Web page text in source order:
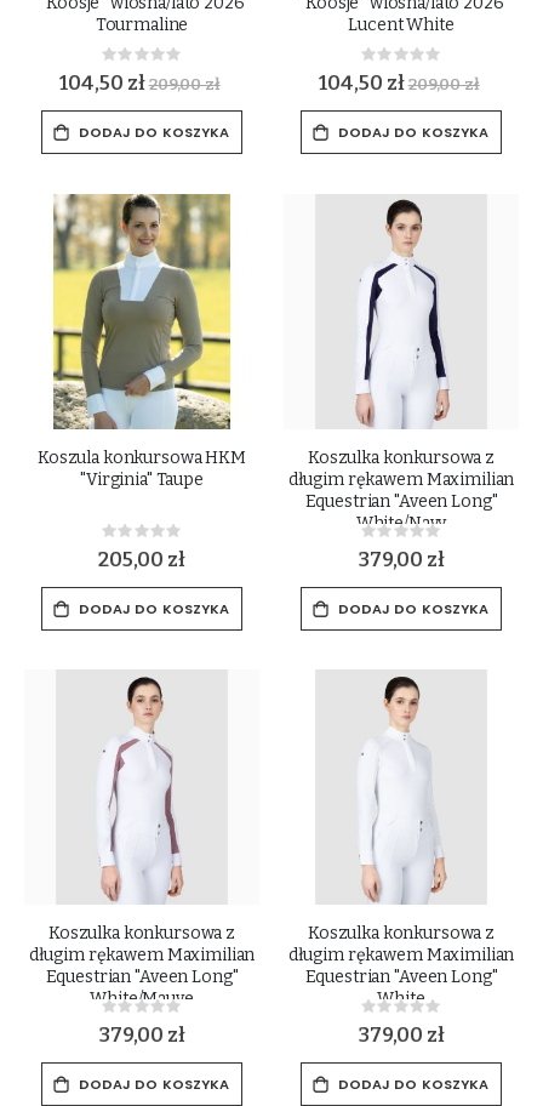
Tourmaline
Rating:
0%
104,50 zł209,00 zł
DODAJ DO KOSZYKA
Lucent White
Rating:
0%
104,50 zł209,00 zł
DODAJ DO KOSZYKA
Koszula konkursowa HKM
"Virginia" Taupe
Rating:
0%
205,00 zł
DODAJ DO KOSZYKA
Koszulka konkursowa z
długim rękawem Maximilian
Equestrian "Aveen Long"
White/Navy
Rating:
0%
379,00 zł
DODAJ DO KOSZYKA
Koszulka konkursowa z
długim rękawem Maximilian
Equestrian "Aveen Long"
White/Mauve
Rating:
0%
379,00 zł
DODAJ DO KOSZYKA
Koszulka konkursowa z
długim rękawem Maximilian
Equestrian "Aveen Long"
White
Rating:
0%
379,00 zł
DODAJ DO KOSZYKA